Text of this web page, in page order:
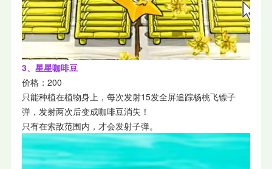
3、星星咖啡豆
价格：200
只能种植在植物身上，每次发射15发全屏追踪杨桃飞镖子
弹，发射两次后变成咖啡豆消失！
只有在索敌范围内，才会发射子弹。